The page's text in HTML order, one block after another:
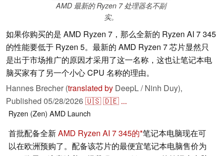
AMD 最新的 Ryzen 7 处理器名不副
实。
如果你购买的是 AMD Ryzen 7，那么全新的 Ryzen AI 7 345
的性能要低于 Ryzen 5。最新的 AMD Ryzen 7 芯片显然只
是出于市场推广的原因才采用了这一名称，这也让笔记本电
脑买家有了另一个小心 CPU 名称的理由。
Hannes Brecher (translated by DeepL / Ninh Duy),
Published 05/28/2026🇺🇸🇩🇪 ...
Ryzen (Zen) AMD Launch
首批配备全新AMD Ryzen AI 7 345的 笔记本电脑现在可
以在欧洲预购了。配备该芯片的最便宜笔记本电脑售价为